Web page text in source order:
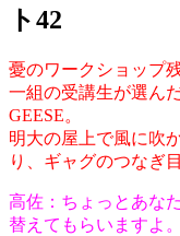
ト42
憂のワークショップ
一組の受講生が選ん
GEESE。
明大の屋上で風に吹
り、ギャグのつなぎ
高佐：ちょっとあな
替えてもらいますよ。